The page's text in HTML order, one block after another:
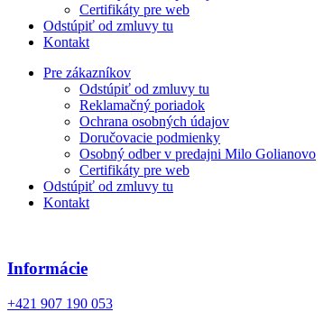
Certifikáty pre web
Odstúpiť od zmluvy tu
Kontakt
Pre zákazníkov
Odstúpiť od zmluvy tu
Reklamačný poriadok
Ochrana osobných údajov
Doručovacie podmienky
Osobný odber v predajni Milo Golianovo
Certifikáty pre web
Odstúpiť od zmluvy tu
Kontakt
Informácie
+421 907 190 053